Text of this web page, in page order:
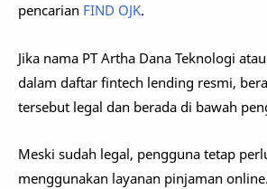
pencarian FIND OJK.
Jika nama PT Artha Dana Teknologi
dalam daftar fintech lending resmi,
tersebut legal dan berada di bawah
Meski sudah legal, pengguna tetap
menggunakan layanan pinjaman